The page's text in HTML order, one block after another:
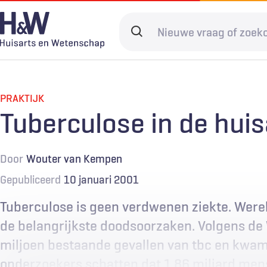
Overslaan
en
naar
gaan
Search
Spoedzorg
Digitale zorg Levenseinde
Abonneren
PRAKTIJK
Tuberculose in de
Door Wouter van Kempen
Gepubliceerd 10 januari 2001
Tuberculose is geen verdwenen ziekte.
de belangrijkste doodsoorzaken. Volgens de
miljoen bestaande gevallen van tbc en
onderzoekers schatten dat 1,86 miljard